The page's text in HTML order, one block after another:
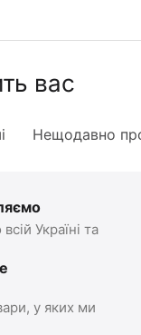
вас
Нещодавно
Україні та
у яких ми